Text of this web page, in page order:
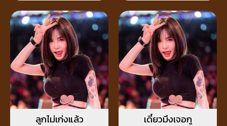
ลูกไม่เก่งแล้ว เดี๋ยวมึงเจอกู